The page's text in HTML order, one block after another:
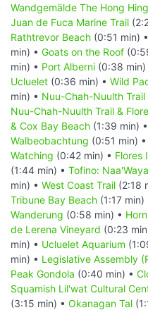
Wandgemälde The Hong
Juan de Fuca Marine Trail
Rathtrevor Beach (0:51 min) •
min) • Goats on the Roof
min) • Port Alberni (0:38 min)
Ucluelet (0:36 min) • Wild
min) • Nuu-Chah-Nuulth Trail
Nuu-Chah-Nuulth Trail &
& Cox Bay Beach (1:39 min) •
Walbeobachtung (0:51 min) •
Watching (0:42 min) • Flores
(1:44 min) • Tofino:
min) • West Coast Trail (2:18
Tribune Bay Beach (1:17 min)
Wanderung (0:58 min) •
de Lerena Vineyard (0:23
min) • Ucluelet Aquarium
min) • Legislative Assembly
Peak Gondola (0:40 min) •
Squamish Lil'wat Cultural
(3:15 min) • Okanagan Tal